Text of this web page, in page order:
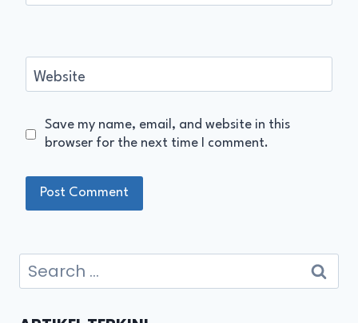
Website
Save my name, email, and website in this
browser for the next time I comment.